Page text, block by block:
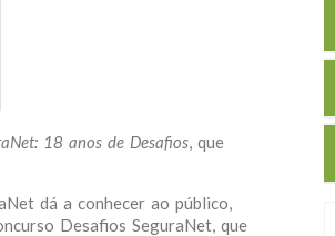
18 anos de Desafios, que
dá a conhecer ao público,
Desafios SeguraNet, que